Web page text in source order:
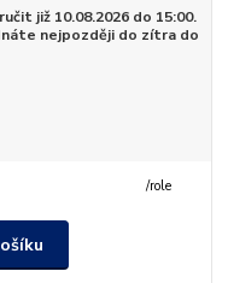
již 10.08.2026 do 15:00.
nejpozději do zítra do
/role